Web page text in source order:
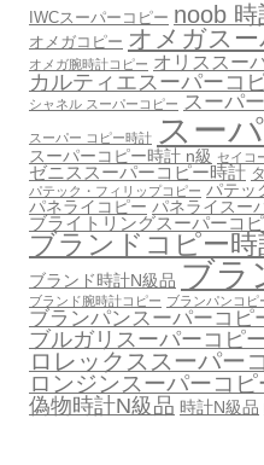
IWCスーパーコピー noob 時
オメガコピー オメガス
オメガ腕時計コピー オリススー
カルティエスーパーコ
シャネル スーパーコピー スーパ
スーパー コピー時計 スー
スーパーコピー時計 n級 セイコ
ゼニススーパーコピー時計
パテック・フィリップコピー パテッ
パネライコピー パネライスー
ブライトリングスーパーコ
ブランドコピー時
ブランド時計N級品 ブラ
ブランド腕時計コピー ブランパンコピ
ブランパンスーパーコピ
ブルガリスーパーコピ
ロレックススーパー
ロンジンスーパーコピ
偽物時計N級品 時計N級品